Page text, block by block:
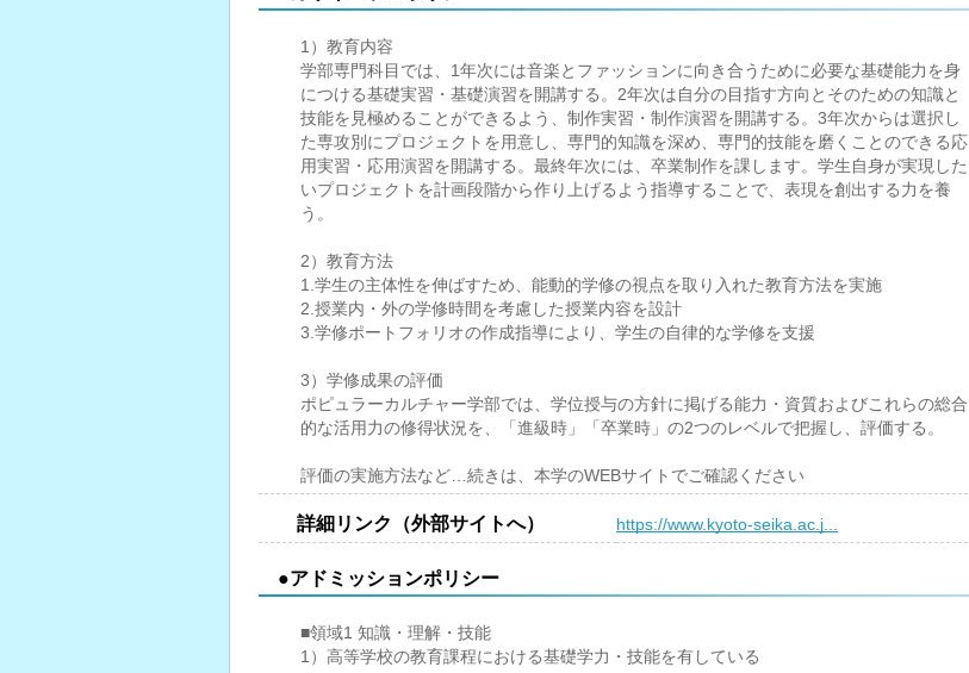
1）教育内容
学部専門科目では、1年次には音楽とファッションに向き合うために必要な基礎能力を身
につける基礎実習・基礎演習を開講する。2年次は自分の目指す方向とそのための知識と
技能を見極めることができるよう、制作実習・制作演習を開講する。3年次からは選択し
た専攻別にプロジェクトを用意し、専門的知識を深め、専門的技能を磨くことのできる応
用実習・応用演習を開講する。最終年次には、卒業制作を課します。学生自身が実現した
いプロジェクトを計画段階から作り上げるよう指導することで、表現を創出する力を養
う。
2）教育方法
1.学生の主体性を伸ばすため、能動的学修の視点を取り入れた教育方法を実施
2.授業内・外の学修時間を考慮した授業内容を設計
3.学修ポートフォリオの作成指導により、学生の自律的な学修を支援
3）学修成果の評価
ポピュラーカルチャー学部では、学位授与の方針に掲げる能力・資質およびこれらの総合
的な活用力の修得状況を、「進級時」「卒業時」の2つのレベルで把握し、評価する。
評価の実施方法など…続きは、本学のWEBサイトでご確認ください
詳細リンク（外部サイトへ） https://www.kyoto-seika.ac.j...
●アドミッションポリシー
■領域1 知識・理解・技能
1）高等学校の教育課程における基礎学力・技能を有している